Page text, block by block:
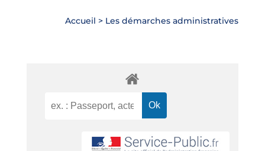
Accueil > Les démarches administratives